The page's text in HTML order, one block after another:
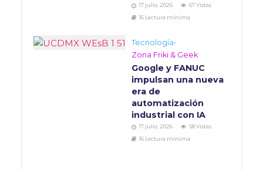
17 julio, 2026
67 Vistas
16 Lectura mínima
Tecnología•
Zona Friki & Geek
Google y FANUC
impulsan una nueva
era de
automatización
industrial con IA
17 julio, 2026
58 Vistas
16 Lectura mínima